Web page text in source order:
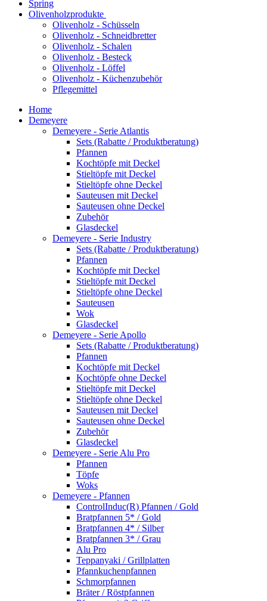
Spring
Olivenholzprodukte
Olivenholz - Schüsseln
Olivenholz - Schneidbretter
Olivenholz - Schalen
Olivenholz - Besteck
Olivenholz - Löffel
Olivenholz - Küchenzubehör
Pflegemittel
Home
Demeyere
Demeyere - Serie Atlantis
Sets (Rabatte / Produktberatung)
Pfannen
Kochtöpfe mit Deckel
Stieltöpfe mit Deckel
Stieltöpfe ohne Deckel
Sauteusen mit Deckel
Sauteusen ohne Deckel
Zubehör
Glasdeckel
Demeyere - Serie Industry
Sets (Rabatte / Produktberatung)
Pfannen
Kochtöpfe mit Deckel
Stieltöpfe mit Deckel
Stieltöpfe ohne Deckel
Sauteusen
Wok
Glasdeckel
Demeyere - Serie Apollo
Sets (Rabatte / Produktberatung)
Pfannen
Kochtöpfe mit Deckel
Kochtöpfe ohne Deckel
Stieltöpfe mit Deckel
Stieltöpfe ohne Deckel
Sauteusen mit Deckel
Sauteusen ohne Deckel
Zubehör
Glasdeckel
Demeyere - Serie Alu Pro
Pfannen
Töpfe
Woks
Demeyere - Pfannen
ControlInduc(R) Pfannen / Gold
Bratpfannen 5* / Gold
Bratpfannen 4* / Silber
Bratpfannen 3* / Grau
Alu Pro
Teppanyaki / Grillplatten
Pfannkuchenpfannen
Schmorpfannen
Bräter / Röstpfannen